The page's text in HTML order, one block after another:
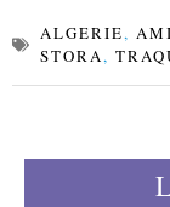
ALGERIE,
STORA,